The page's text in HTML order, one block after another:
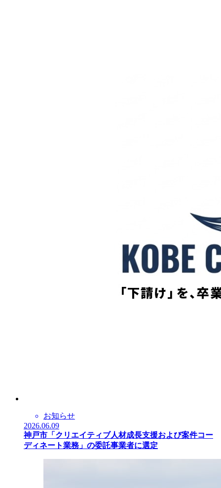
お知らせ
2026.06.09
神戸市「クリエイティブ人材成長支援および案件コー
ディネート業務」の委託事業者に選定